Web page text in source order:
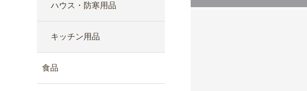
ハウス・防寒用品
キッチン用品
食品